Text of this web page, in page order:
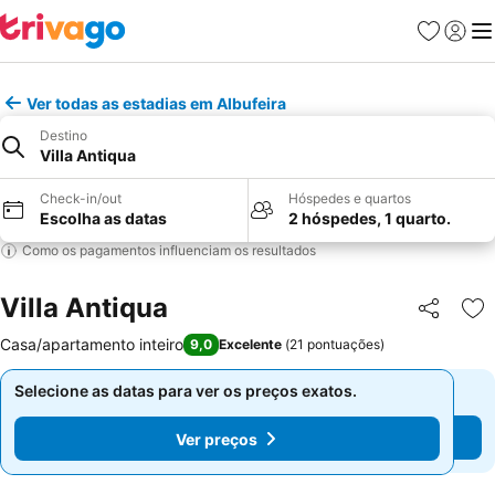
Favoritos
Iniciar
Ver todas as estadias em Albufeira
Destino
Villa Antiqua
Check-in/out
Escolha as datas
Hóspedes e quartos
2 hóspedes, 1 quarto.
Como os pagamentos influenciam os resultados
Villa Antiqua Partilhar
Casa/apartamento inteiro 9,0 Excelente (21 pontuações)
Selecione as datas para ver os preços exatos.
Ver preços
Selecione as datas para ver os preços exatos.
Ver preços